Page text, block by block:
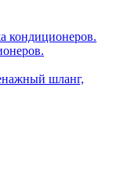
кондиционеров.
шланг,